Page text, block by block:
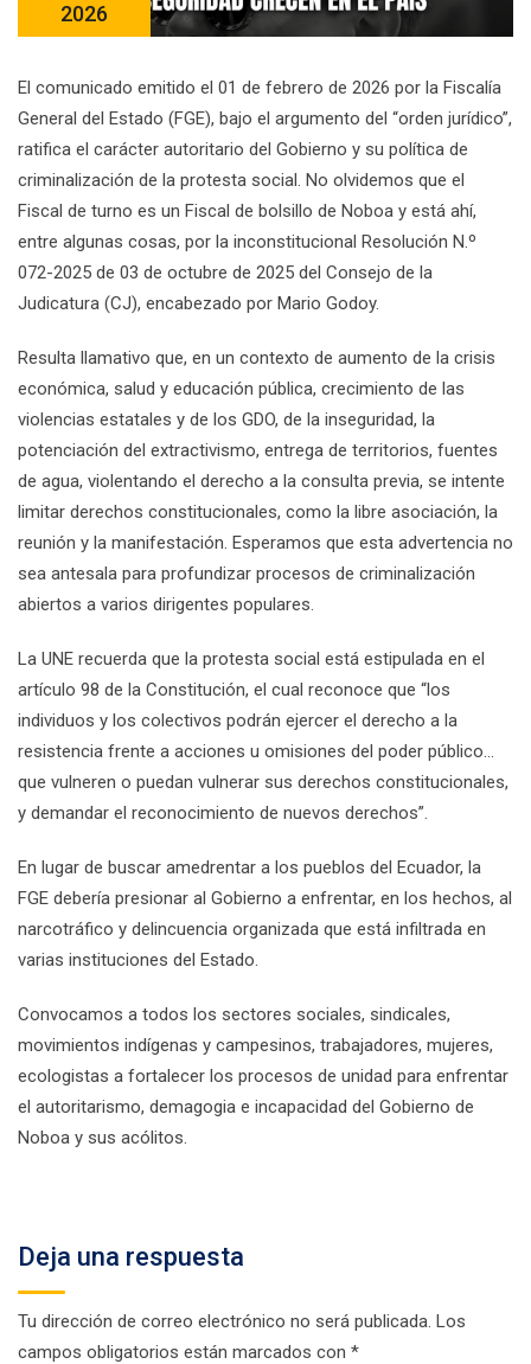
2026
El comunicado emitido el 01 de febrero de 2026 por la Fiscalía
General del Estado (FGE), bajo el argumento del “orden jurídico”,
ratifica el carácter autoritario del Gobierno y su política de
criminalización de la protesta social. No olvidemos que el
Fiscal de turno es un Fiscal de bolsillo de Noboa y está ahí,
entre algunas cosas, por la inconstitucional Resolución N.º
072-2025 de 03 de octubre de 2025 del Consejo de la
Judicatura (CJ), encabezado por Mario Godoy.
Resulta llamativo que, en un contexto de aumento de la crisis
económica, salud y educación pública, crecimiento de las
violencias estatales y de los GDO, de la inseguridad, la
potenciación del extractivismo, entrega de territorios, fuentes
de agua, violentando el derecho a la consulta previa, se intente
limitar derechos constitucionales, como la libre asociación, la
reunión y la manifestación. Esperamos que esta advertencia no
sea antesala para profundizar procesos de criminalización
abiertos a varios dirigentes populares.
La UNE recuerda que la protesta social está estipulada en el
artículo 98 de la Constitución, el cual reconoce que “los
individuos y los colectivos podrán ejercer el derecho a la
resistencia frente a acciones u omisiones del poder público…
que vulneren o puedan vulnerar sus derechos constitucionales,
y demandar el reconocimiento de nuevos derechos”.
En lugar de buscar amedrentar a los pueblos del Ecuador, la
FGE debería presionar al Gobierno a enfrentar, en los hechos, al
narcotráfico y delincuencia organizada que está infiltrada en
varias instituciones del Estado.
Convocamos a todos los sectores sociales, sindicales,
movimientos indígenas y campesinos, trabajadores, mujeres,
ecologistas a fortalecer los procesos de unidad para enfrentar
el autoritarismo, demagogia e incapacidad del Gobierno de
Noboa y sus acólitos.
Deja una respuesta
Tu dirección de correo electrónico no será publicada. Los
campos obligatorios están marcados con *